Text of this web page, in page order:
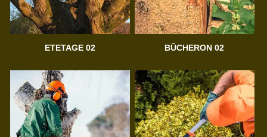
ETETAGE 02 BÛCHERON 02